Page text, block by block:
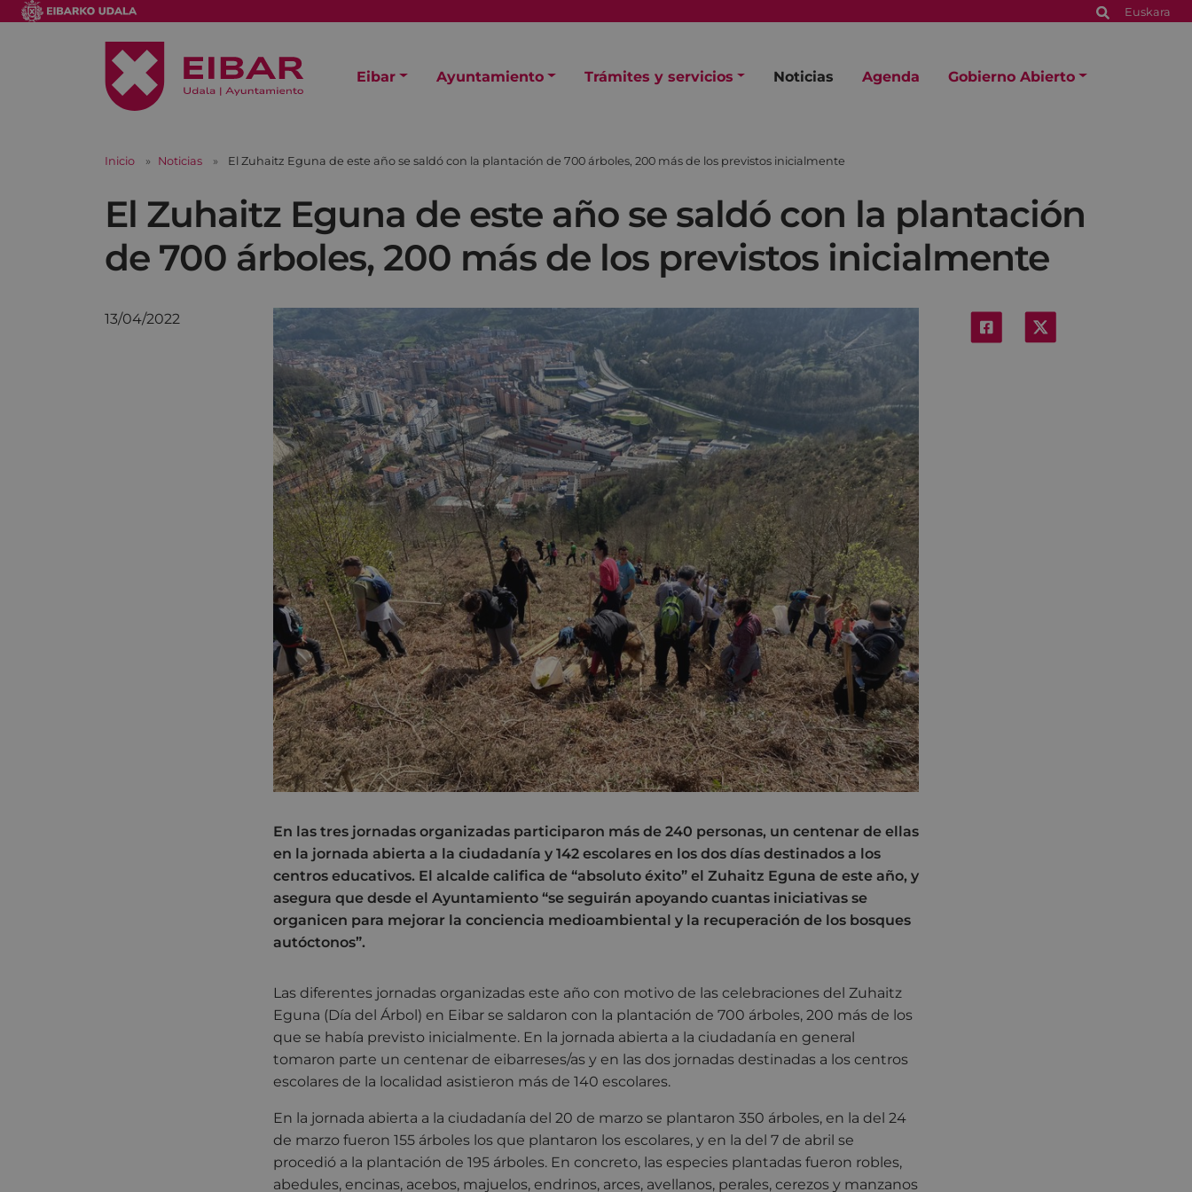
Euskara
Eibar Ayuntamiento Trámites y servicios Noticias Agenda Gobierno Abierto
Inicio Noticias El Zuhaitz Eguna de este año se saldó con la plantación de 700 árboles, 200 más de los previstos inicialmente
El Zuhaitz Eguna de este año se saldó con la plantación
de 700 árboles, 200 más de los previstos inicialmente
13/04/2022
En las tres jornadas organizadas participaron más de 240 personas, un centenar de ellas
en la jornada abierta a la ciudadanía y 142 escolares en los dos días destinados a los
centros educativos. El alcalde califica de “absoluto éxito” el Zuhaitz Eguna de este año, y
asegura que desde el Ayuntamiento “se seguirán apoyando cuantas iniciativas se
organicen para mejorar la conciencia medioambiental y la recuperación de los bosques
autóctonos”.
Las diferentes jornadas organizadas este año con motivo de las celebraciones del Zuhaitz
Eguna (Día del Árbol) en Eibar se saldaron con la plantación de 700 árboles, 200 más de los
que se había previsto inicialmente. En la jornada abierta a la ciudadanía en general
tomaron parte un centenar de eibarreses/as y en las dos jornadas destinadas a los centros
escolares de la localidad asistieron más de 140 escolares.
En la jornada abierta a la ciudadanía del 20 de marzo se plantaron 350 árboles, en la del 24
de marzo fueron 155 árboles los que plantaron los escolares, y en la del 7 de abril se
procedió a la plantación de 195 árboles. En concreto, las especies plantadas fueron robles,
abedules, encinas, acebos, majuelos, endrinos, arces, avellanos, perales, cerezos y manzanos